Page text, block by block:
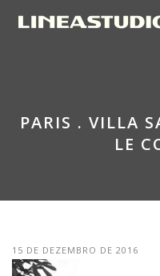
PARIS . VILLA
LE
15 DE DEZEMBRO DE 2016